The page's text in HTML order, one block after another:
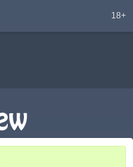
18+